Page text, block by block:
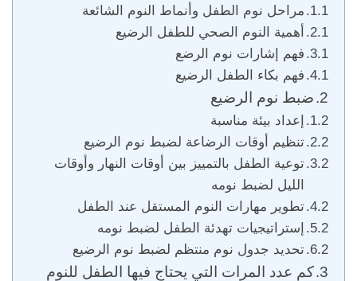
مراحل نوم الطفل وأنماط النوم الشائعة
أهمية النوم الصحي للطفل الرضيع
فهم إشارات نوم الرضع
فهم بكاء الطفل الرضيع
ضبط نوم الرضيع
إعداد بيئة مناسبة
تنظيم أوقات الرضاعة لضبط نوم الرضيع
توعية الطفل بالتمييز بين أوقات النهار وأوقات
الليل لضبط نومه
تطوير مهارات النوم المستقل عند الطفل
إستراتيجيات تهدئة الطفل لضبط نومه
تحديد جدول نوم منتظم لضبط نوم الرضيع
كم عدد المرات التي يحتاج فيها الطفل للنوم